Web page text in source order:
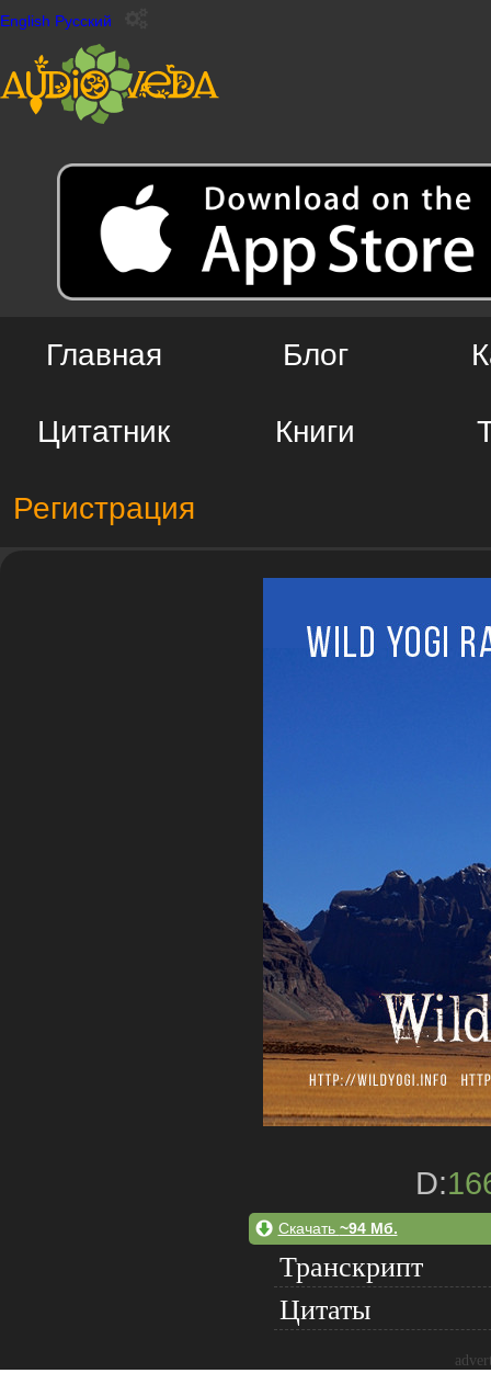
English Русский
Главная Блог
Цитатник Книги
Регистрация
D:
Скачать ~94 Мб.
Транскрипт
Цитаты